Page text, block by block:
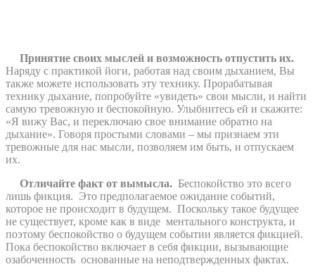
Принятие своих мыслей и возможность отпустить их.
Наряду с практикой йоги, работая над своим дыханием, Вы
также можете использовать эту технику. Прорабатывая
технику дыхание, попробуйте «увидеть» свои мысли, и найти
самую тревожную и беспокойную. Улыбнитесь ей и скажите:
«Я вижу Вас, и переключаю свое внимание обратно на
дыхание». Говоря простыми словами – мы признаем эти
тревожные для нас мысли, позволяем им быть, и отпускаем
их.
Отличайте факт от вымысла. Беспокойство это всего
лишь фикция. Это предполагаемое ожидание событий,
которое не происходит в будущем. Поскольку такое будущее
не существует, кроме как в виде ментального конструкта, и
поэтому беспокойство о будущем событии является фикцией.
Пока беспокойство включает в себя фикции, вызывающие
озабоченность основанные на неподтвержденных фактах.